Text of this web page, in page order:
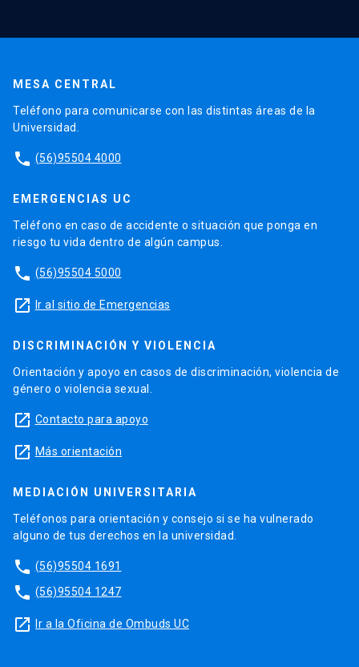
MESA CENTRAL
Teléfono para comunicarse con las distintas áreas de la
Universidad.
phone (56)95504 4000
EMERGENCIAS UC
Teléfono en caso de accidente o situación que ponga en
riesgo tu vida dentro de algún campus.
phone (56)95504 5000
launch Ir al sitio de Emergencias
DISCRIMINACIÓN Y VIOLENCIA
Orientación y apoyo en casos de discriminación, violencia de
género o violencia sexual.
launch Contacto para apoyo
launch Más orientación
MEDIACIÓN UNIVERSITARIA
Teléfonos para orientación y consejo si se ha vulnerado
alguno de tus derechos en la universidad.
phone (56)95504 1691
phone (56)95504 1247
launch Ir a la Oficina de Ombuds UC